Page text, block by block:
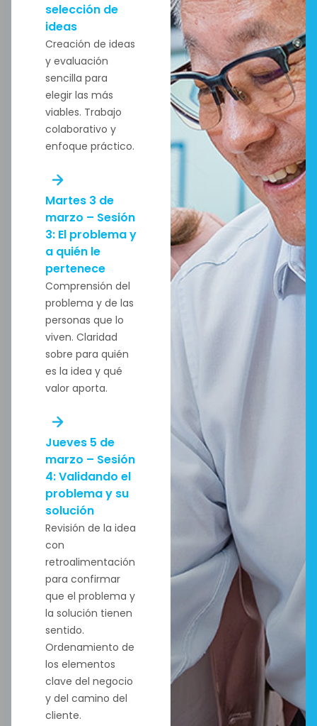
selección de
ideas
Creación de ideas
y evaluación
sencilla para
elegir las más
viables. Trabajo
colaborativo y
enfoque práctico.
Martes 3 de
marzo – Sesión
3: El problema y
a quién le
pertenece
Comprensión del
problema y de las
personas que lo
viven. Claridad
sobre para quién
es la idea y qué
valor aporta.
Jueves 5 de
marzo – Sesión
4: Validando el
problema y su
solución
Revisión de la idea
con
retroalimentación
para confirmar
que el problema y
la solución tienen
sentido.
Ordenamiento de
los elementos
clave del negocio
y del camino del
cliente.